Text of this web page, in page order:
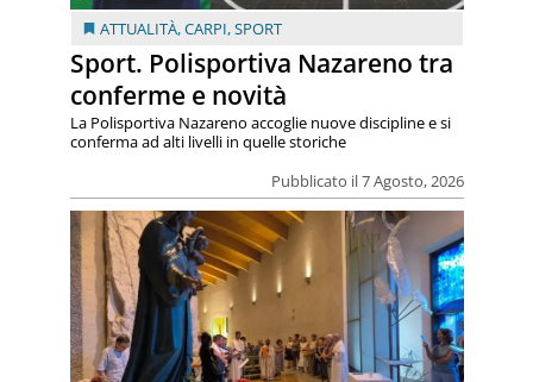
ATTUALITÀ,CARPI,SPORT
Sport. Polisportiva Nazareno tra
conferme e novità
Pubblicato il 7 Agosto, 2026
La Polisportiva Nazareno accoglie nuove discipline e si
conferma ad alti livelli in quelle storiche